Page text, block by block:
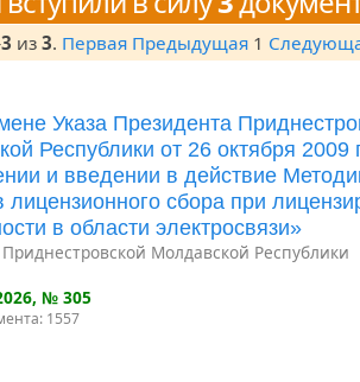
3 из 3. Первая Предыдущая 1
Указа Президента
Республики от 26 октября
и введении в действие
лицензионного сбора при
в области электросвязи»
Молдавской Республики
, № 305
1557